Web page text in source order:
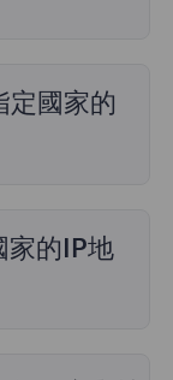
定國家的
個國家的代
家的IP地